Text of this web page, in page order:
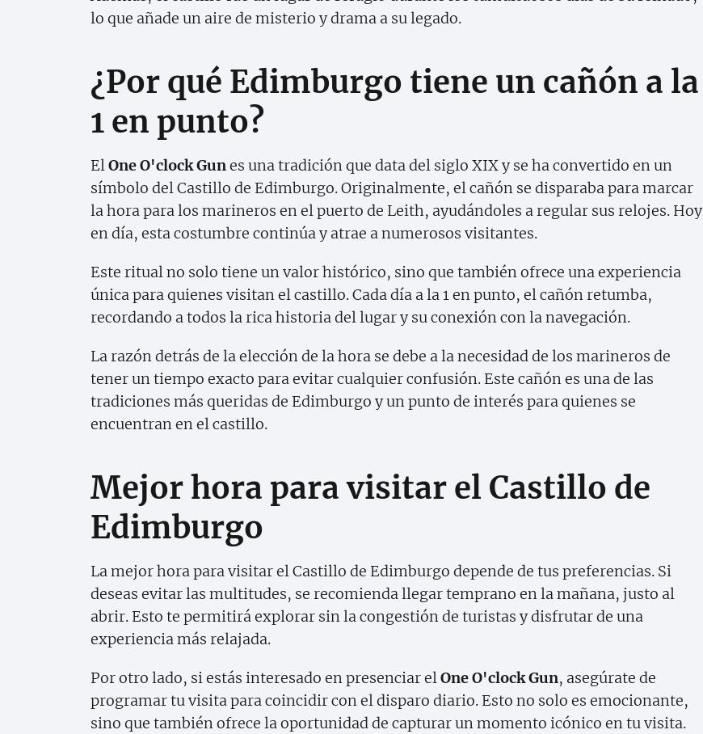
lo que añade un aire de misterio y drama a su legado.
¿Por qué Edimburgo tiene un cañón a la
1 en punto?
El One O'clock Gunes una tradición que data del siglo XIX y se ha convertido en un
símbolo del Castillo de Edimburgo. Originalmente, el cañón se disparaba para marcar
la hora para los marineros en el puerto de Leith, ayudándoles a regular sus relojes. Hoy
en día, esta costumbre continúa y atrae a numerosos visitantes.
Este ritual no solo tiene un valor histórico, sino que también ofrece una experiencia
única para quienes visitan el castillo. Cada día a la 1 en punto, el cañón retumba,
recordando a todos la rica historia del lugar y su conexión con la navegación.
La razón detrás de la elección de la hora se debe a la necesidad de los marineros de
tener un tiempo exacto para evitar cualquier confusión. Este cañón es una de las
tradiciones más queridas de Edimburgo y un punto de interés para quienes se
encuentran en el castillo.
Mejor hora para visitar el Castillo de
Edimburgo
La mejor hora para visitar el Castillo de Edimburgo depende de tus preferencias. Si
deseas evitar las multitudes, se recomienda llegar temprano en la mañana, justo al
abrir. Esto te permitirá explorar sin la congestión de turistas y disfrutar de una
experiencia más relajada.
Por otro lado, si estás interesado en presenciar el One O'clock Gun, asegúrate de
programar tu visita para coincidir con el disparo diario. Esto no solo es emocionante,
sino que también ofrece la oportunidad de capturar un momento icónico en tu visita.